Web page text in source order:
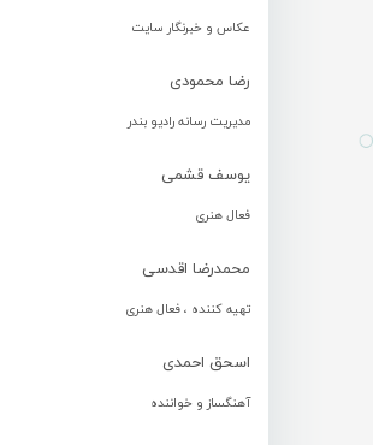
عکاس و خبرنگار سایت
رضا محمودی
مدیریت رسانه رادیو بندر
یوسف قشمی
فعال هنری
محمدرضا اقدسی
تهیه کننده ، فعال هنری
اسحق احمدی
آهنگساز و خواننده